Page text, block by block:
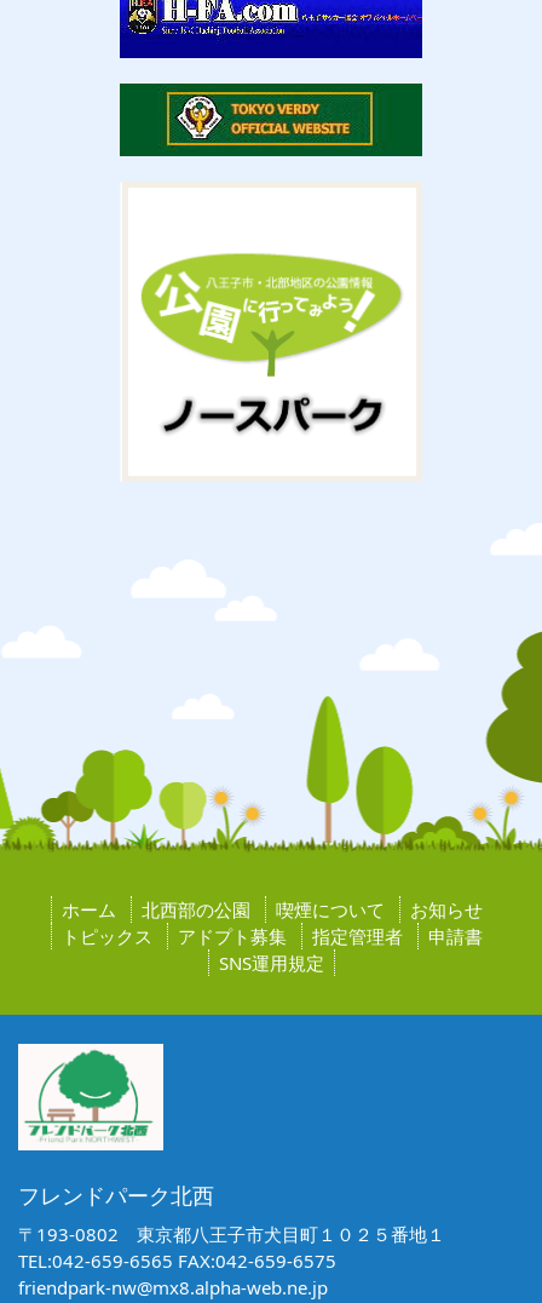
ホーム 北西部の公園 喫煙について
お知らせ
トピックス
アドプト募集 指定管理者
申請書
SNS運用規定
フレンドパーク北西
〒193-0802 東京都八王子市犬目町１０２５番地１
TEL:042-659-6565 FAX:042-659-6575
friendpark-nw@mx8.alpha-web.ne.jp